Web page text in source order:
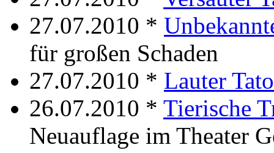
27.07.2010 *
für großen Schaden
27.07.2010 * Lauter
26.07.2010 * Tierische
Neuauflage im Theater